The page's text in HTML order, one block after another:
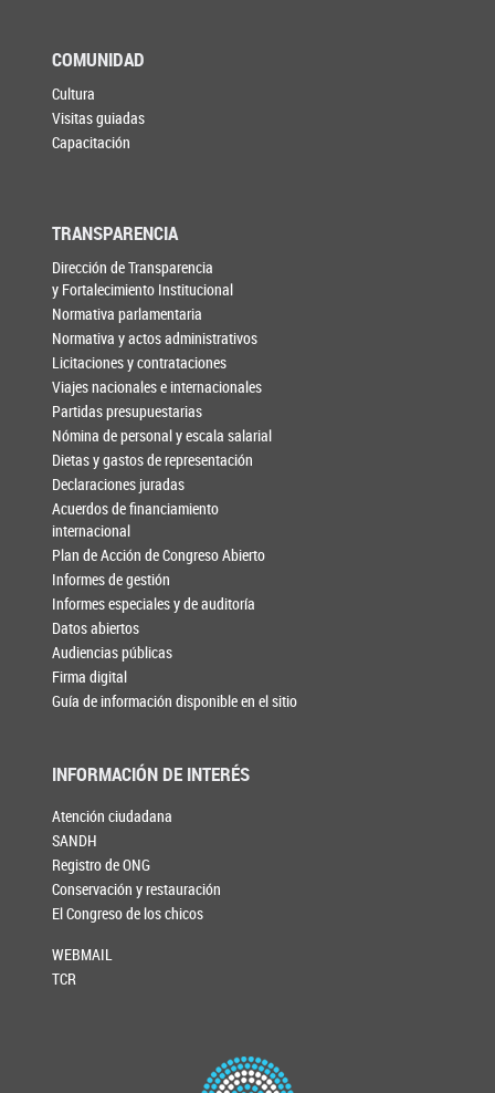
COMUNIDAD
Cultura
Visitas guiadas
Capacitación
TRANSPARENCIA
Dirección de Transparencia
y Fortalecimiento Institucional
Normativa parlamentaria
Normativa y actos administrativos
Licitaciones y contrataciones
Viajes nacionales e internacionales
Partidas presupuestarias
Nómina de personal y escala salarial
Dietas y gastos de representación
Declaraciones juradas
Acuerdos de financiamiento
internacional
Plan de Acción de Congreso Abierto
Informes de gestión
Informes especiales y de auditoría
Datos abiertos
Audiencias públicas
Firma digital
Guía de información disponible en el sitio
INFORMACIÓN DE INTERÉS
Atención ciudadana
SANDH
Registro de ONG
Conservación y restauración
El Congreso de los chicos
WEBMAIL
TCR